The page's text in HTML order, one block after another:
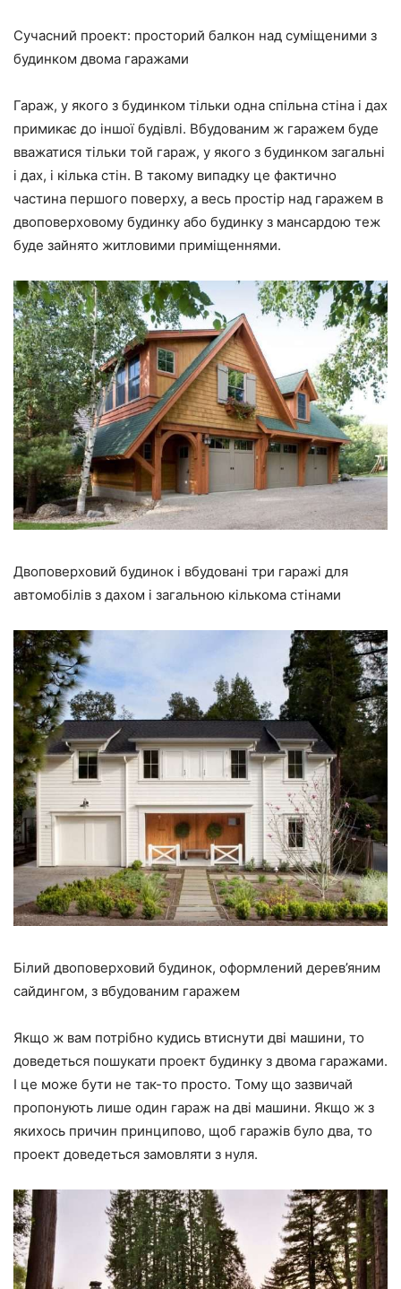
Сучасний проект: просторий балкон над суміщеними з
будинком двома гаражами
Гараж, у якого з будинком тільки одна спільна стіна і дах
примикає до іншої будівлі. Вбудованим ж гаражем буде
вважатися тільки той гараж, у якого з будинком загальні
і дах, і кілька стін. В такому випадку це фактично
частина першого поверху, а весь простір над гаражем в
двоповерховому будинку або будинку з мансардою теж
буде зайнято житловими приміщеннями.
Двоповерховий будинок і вбудовані три гаражі для
автомобілів з дахом і загальною кількома стінами
Білий двоповерховий будинок, оформлений дерев’яним
сайдингом, з вбудованим гаражем
Якщо ж вам потрібно кудись втиснути дві машини, то
доведеться пошукати проект будинку з двома гаражами.
І це може бути не так-то просто. Тому що зазвичай
пропонують лише один гараж на дві машини. Якщо ж з
якихось причин принципово, щоб гаражів було два, то
проект доведеться замовляти з нуля.